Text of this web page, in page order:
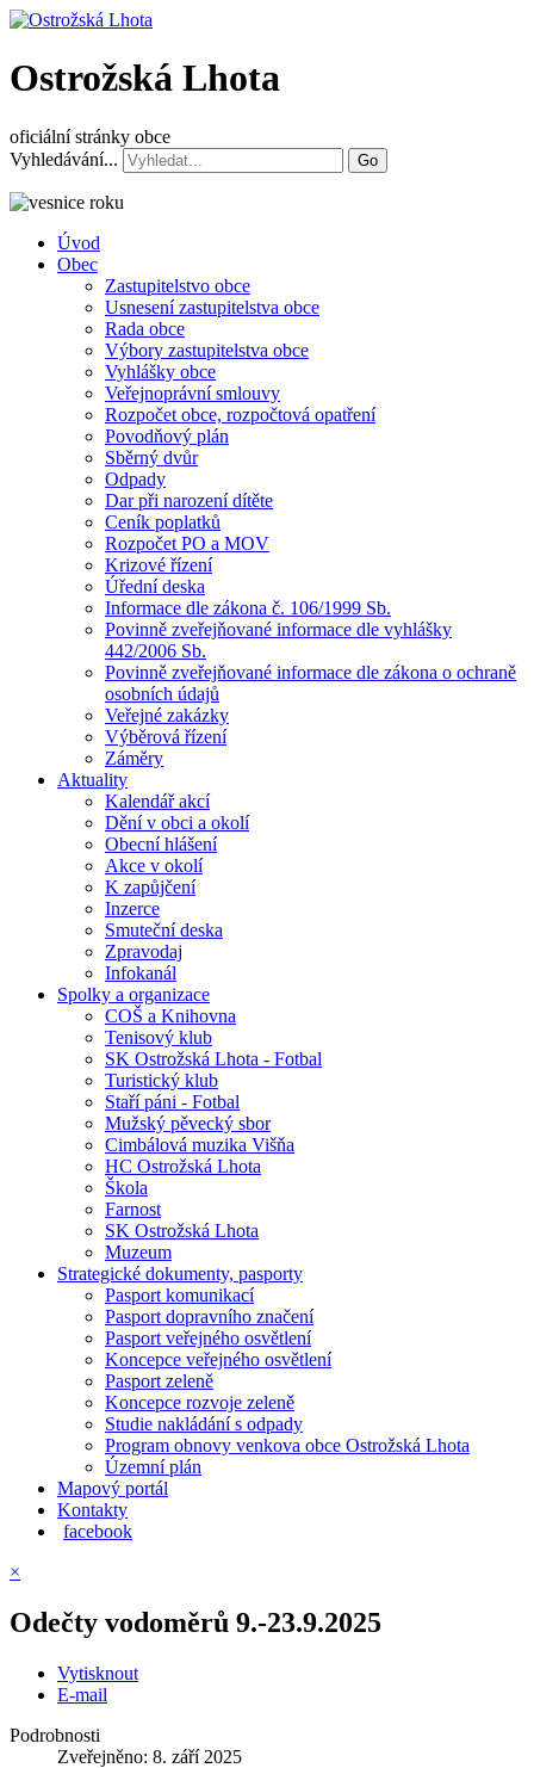
Ostrožská Lhota
oficiální stránky obce
Vyhledávání...
Go
Úvod
Obec
Zastupitelstvo obce
Usnesení zastupitelstva obce
Rada obce
Výbory zastupitelstva obce
Vyhlášky obce
Veřejnoprávní smlouvy
Rozpočet obce, rozpočtová opatření
Povodňový plán
Sběrný dvůr
Odpady
Dar při narození dítěte
Ceník poplatků
Rozpočet PO a MOV
Krizové řízení
Úřední deska
Informace dle zákona č. 106/1999 Sb.
Povinně zveřejňované informace dle vyhlášky
442/2006 Sb.
Povinně zveřejňované informace dle zákona o ochraně
osobních údajů
Veřejné zakázky
Výběrová řízení
Záměry
Aktuality
Kalendář akcí
Dění v obci a okolí
Obecní hlášení
Akce v okolí
K zapůjčení
Inzerce
Smuteční deska
Zpravodaj
Infokanál
Spolky a organizace
COŠ a Knihovna
Tenisový klub
SK Ostrožská Lhota - Fotbal
Turistický klub
Staří páni - Fotbal
Mužský pěvecký sbor
Cimbálová muzika Višňa
HC Ostrožská Lhota
Škola
Farnost
SK Ostrožská Lhota
Muzeum
Strategické dokumenty, pasporty
Pasport komunikací
Pasport dopravního značení
Pasport veřejného osvětlení
Koncepce veřejného osvětlení
Pasport zeleně
Koncepce rozvoje zeleně
Studie nakládání s odpady
Program obnovy venkova obce Ostrožská Lhota
Územní plán
Mapový portál
Kontakty
facebook
×
Odečty vodoměrů 9.-23.9.2025
Vytisknout
E-mail
Podrobnosti
Zveřejněno: 8. září 2025